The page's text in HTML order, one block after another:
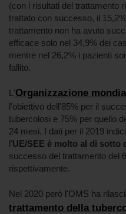
(con i risultati del trattamento
trattato con successo, il
trattamento non ha avuto
efficace solo nel 34,9% dei
mentre nel 26,2% i pazienti
fallito.
L'Organizzazione
l'obiettivo dell'85% per il
tubercolosi e 75% per quello
24 mesi. I dati per il 2019
l'UE/SEE è molto al di sotto
successo del trattamento del
rispettivamente.
Nel 2020 però l'OMS ha
trattamento della